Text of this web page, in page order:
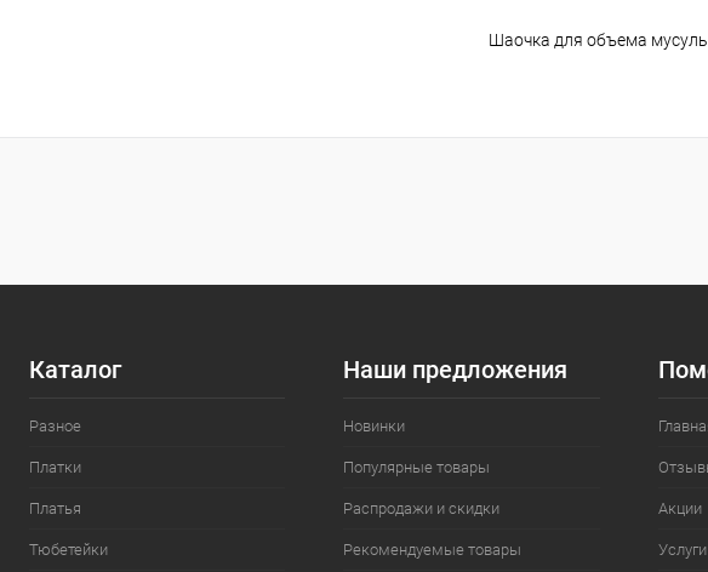
Шаочка для объема
Каталог
Разное
Платки
Платья
Тюбетейки
Наши предложения
Новинки
Популярные товары
Распродажи и скидки
Рекомендуемые товары
Акции
Услуги